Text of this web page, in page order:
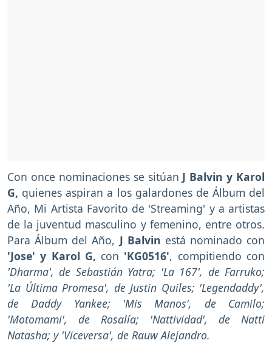
Con once nominaciones se sitúan J Balvin y Karol
G, quienes aspiran a los galardones de Álbum del
Año, Mi Artista Favorito de 'Streaming' y a artistas
de la juventud masculino y femenino, entre otros.
Para Álbum del Año, J Balvin está nominado con
'Jose' y Karol G, con 'KG0516', compitiendo con
'Dharma', de Sebastián Yatra; 'La 167', de Farruko;
'La Última Promesa', de Justin Quiles; 'Legendaddy',
de Daddy Yankee; 'Mis Manos', de Camilo;
'Motomami', de Rosalía; 'Nattividad', de Natti
Natasha; y 'Viceversa', de Rauw Alejandro.